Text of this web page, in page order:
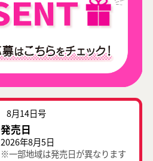
8月14日号
発売日
2026年8月5日
※一部地域は発売日が異なります